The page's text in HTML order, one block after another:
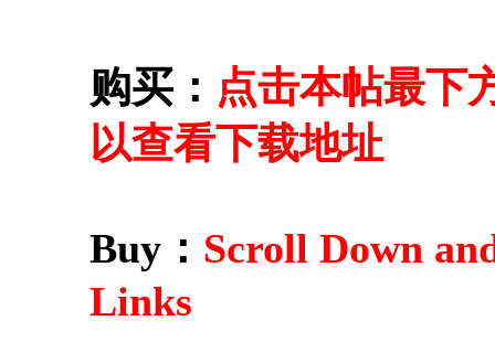
购买： 点击本帖最下
以查看下载地址
Buy： Scroll Down
Links